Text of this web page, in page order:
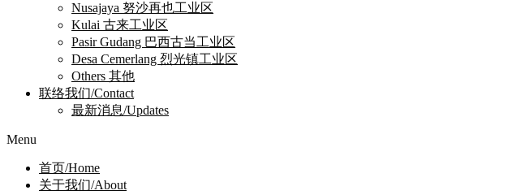
Nusajaya 努沙再也工业区
Kulai 古来工业区
Pasir Gudang 巴西古当工业区
Desa Cemerlang 烈光镇工业区
Others 其他
联络我们/Contact
最新消息/Updates
Menu
首页/Home
关于我们/About